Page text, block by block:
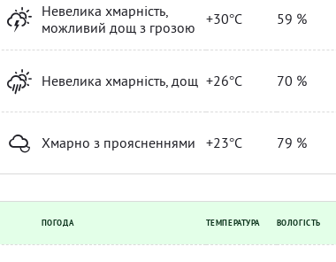
Невелика хмарність,
можливий дощ з грозою
+30°C 59 %
Невелика хмарність, дощ +26°C 70 %
Хмарно з проясненнями +23°C 79 %
ПОГОДА ТЕМПЕРАТУРА ВОЛОГІСТЬ